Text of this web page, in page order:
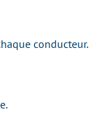
conducteur.